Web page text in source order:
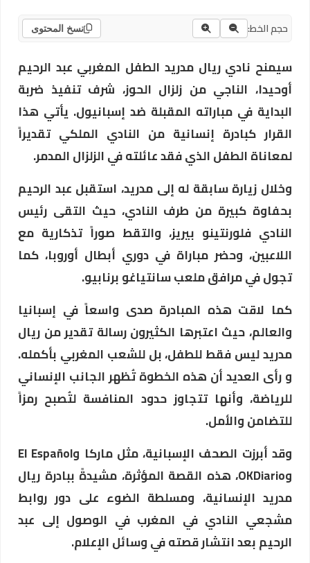
حجم الخط: نسخ المحتوى
سيمنح نادي ريال مدريد الطفل المغربي عبد الرحيم
أوحيدا، الناجي من زلزال الحوز، شرف تنفيذ ضربة
البداية في مباراته المقبلة ضد إسبانيول. يأتي هذا
القرار كبادرة إنسانية من النادي الملكي تقديراً
لمعاناة الطفل الذي فقد عائلته في الزلزال المدمر.
وخلال زيارة سابقة له إلى مدريد، استقبل عبد الرحيم
بحفاوة كبيرة من طرف النادي، حيث التقى رئيس
النادي فلورنتينو بيريز، والتقط صوراً تذكارية مع
اللاعبين، وحضر مباراة في دوري أبطال أوروبا، كما
تجول في مرافق ملعب سانتياغو برنابيو.
كما لاقت هذه المبادرة صدى واسعاً في إسبانيا
والعالم، حيث اعتبرها الكثيرون رسالة تقدير من ريال
مدريد ليس فقط للطفل، بل للشعب المغربي بأكمله.
و رأى العديد أن هذه الخطوة تُظهر الجانب الإنساني
للرياضة، وأنها تتجاوز حدود المنافسة لتُصبح رمزاً
للتضامن والأمل.
وقد أبرزت الصحف الإسبانية، مثل ماركا وEl Español
وOKDiario، هذه القصة المؤثرة، مشيدةً ببادرة ريال
مدريد الإنسانية، ومسلطة الضوء على دور روابط
مشجعي النادي في المغرب في الوصول إلى عبد
الرحيم بعد انتشار قصته في وسائل الإعلام.